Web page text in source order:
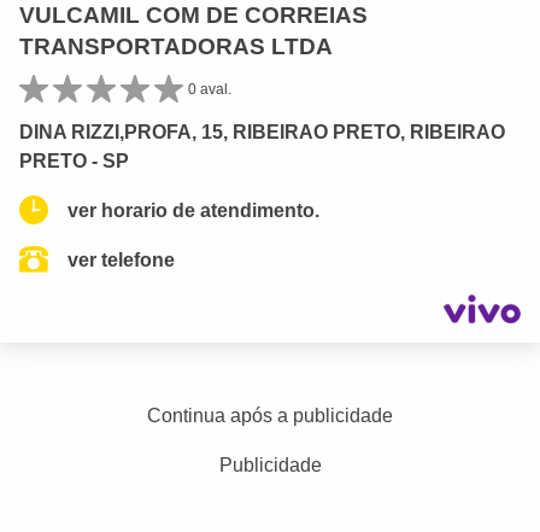
VULCAMIL COM DE CORREIAS
TRANSPORTADORAS LTDA
0 aval.
DINA RIZZI,PROFA, 15, RIBEIRAO PRETO, RIBEIRAO
PRETO - SP
ver horario de atendimento.
ver telefone
Continua após a publicidade
Publicidade